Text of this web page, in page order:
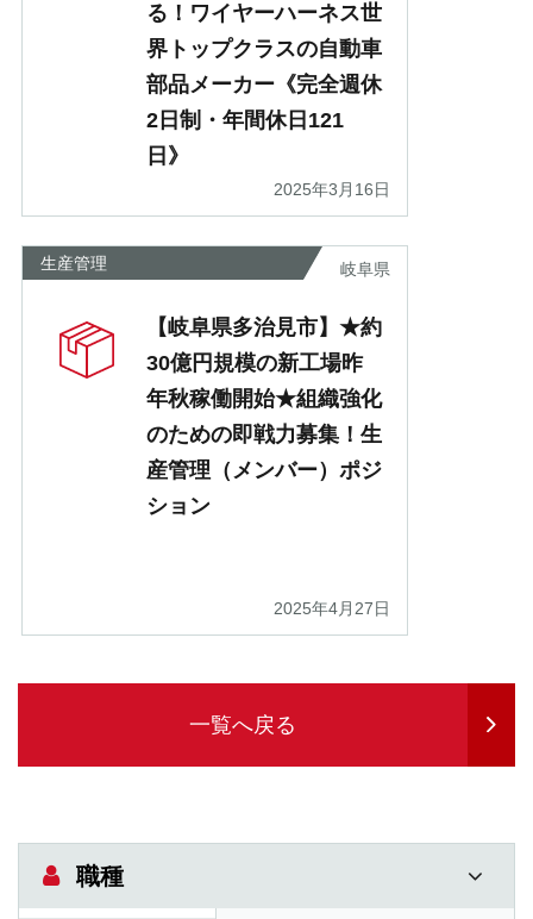
る！ワイヤーハーネス世
界トップクラスの自動車
部品メーカー《完全週休
2日制・年間休日121
日》
2025年3月16日
生産管理 岐阜県
【岐阜県多治見市】★約
30億円規模の新工場昨
年秋稼働開始★組織強化
のための即戦力募集！生
産管理（メンバー）ポジ
ション
2025年4月27日
一覧へ戻る
職種